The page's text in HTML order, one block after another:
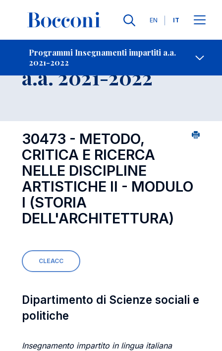
Lingue
EN IT
Programmi Insegnamenti impartiti a.a.
2021-2022
Contatti
Insegnamento
a.a. 2021-2022
30473 - METODO,
CRITICA E RICERCA
NELLE DISCIPLINE
ARTISTICHE II - MODULO
I (STORIA
DELL'ARCHITETTURA)
CLEACC
Dipartimento di Scienze sociali e
politiche
Insegnamento impartito in lingua italiana